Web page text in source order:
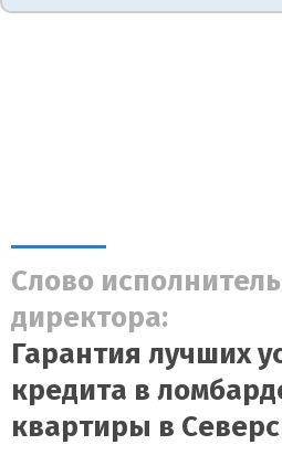
Слово
директора:
Гарантия лучших
кредита в
квартиры в